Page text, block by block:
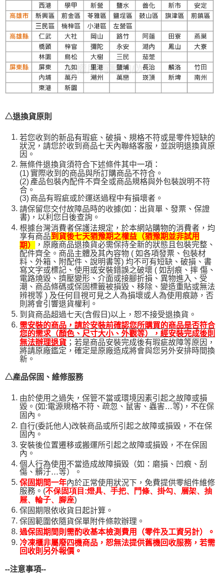
△退換貨原則
若您收到的新品有瑕疵、破損、規格不符或是零件短缺的
狀況，請您於收到商品七天內聯絡客服，並說明退換貨原
因。
無條件退換貨須符合下述條件其中一項：
(1)實際收到的商品與所訂購商品不符合。
(2) 產品包裝內配件不齊全或商品規格與外包裝說明不符
合。
(3) 商品有瑕疵或於運送過程中有損壞者。
請保留您交付故障品時的收據(如：出貨單、發票、保證
書)，以利您日後查詢。
根據台灣消費者保護法規定，於本網站購物的消費者，均
享有商品到貨後七天猶豫期之權益（猶豫期並非試用
期）
，原廠商品退換貨必需保持全新的狀態且包裝完整、
配件齊全。商品主體及其內容物 ( 如各項發票、包裝材
料、外箱、附配件、說明書等) 均不可有短缺、破損、書
寫文字或標記、使用或安裝錯誤之破壞 ( 如刮痕、摔 傷、
電路燒毀、擠壓變形、介面或接腳折損、異物進入、受
潮、商品條碼或保固標籤被損毀、移除、變造重貼或無法
辨視等 ) 及任何目視可見之人為損壞或人為使用痕跡，否
則將會引響退貨權利。
到貨商品超過七天(含假日)以上，恕不接受退換貨。
需安裝的商品，請於安裝前確認您所購買的商品是否符合
您的需求（顏色、尺寸大小、外觀等），經安裝完成後則
無法辦理退貨 ；若是商品安裝完成後有瑕疵故障等原因，
將請原廠鑑定，確定是原廠造成將會與您另外安排時間換
新。
△產品保固、維修服務
由於使用之過失，保管不當或環境因素引起之故障或損
毀。(如:電源規格不符、疏忽、鼠害、蟲害…等)，不在保
固內。
自行(委託他人)改裝商品或所引起之故障或損毀，不在保
固內。
安裝後位置遷移或搬運所引起之故障或損毀，不在保固
內。
個人行為使用不當造成故障損毀（如：磨損、凹痕、刮
傷、髒汙…等）。
保固期間一年內於正常使用狀況下，免費提供零組件維修
服務。(不保固項目:燈具、手把、門條、掛勾、層架、抽
屜、輪子、腳座)
保固期限依收貨日起計算。
保固範圍依隨貨保單附件條款辦理。
過保固期間則需酌收基本檢測費用（零件及工資另計）。
冷凍櫃非屬廢四機商品，恕無法提供舊機回收服務，若需
回收則另外報價。
--注意事項--